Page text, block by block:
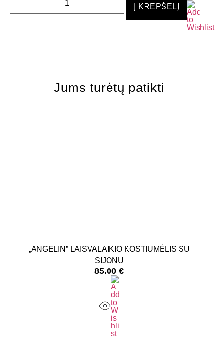
Į KREPŠELĮ
Jums turėtų patikti
„ANGELIN” LAISVALAIKIO KOSTIUMĖLIS SU
SIJONU
85.00 €